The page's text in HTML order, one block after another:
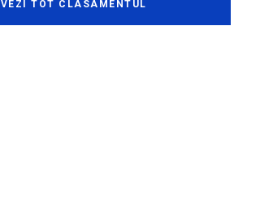
VEZI TOT CLASAMENTUL